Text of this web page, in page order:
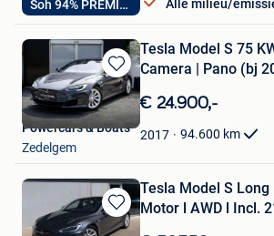
Soh 94% PREMIUM Alle milieu/
Dilbeek
Bewaren
in
Mijn
Favorieten
Tesla Model S 75
Camera | Pano (bj
€ 24.900,-
2017 94.600 km
Powercars & Boats
Zedelgem
Bewaren
Tesla Model S Long
Motor l AWD l Incl.